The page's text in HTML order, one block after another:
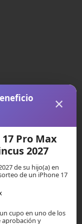
×
Pro Max
2027
de su hijo(a) en
de un iPhone 17
cupo en uno de los
aprobación y